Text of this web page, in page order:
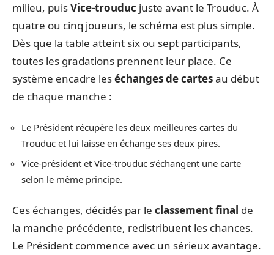
milieu, puisVice-trouduc juste avant le Trouduc. À
quatre ou cinq joueurs, le schéma est plus simple.
Dès que la table atteint six ou sept participants,
toutes les gradations prennent leur place. Ce
système encadre leséchanges de cartesau début
de chaque manche :
Le Président récupère les deux meilleures cartes du
Trouduc et lui laisse en échange ses deux pires.
Vice-président et Vice-trouduc s’échangent une carte
selon le même principe.
Ces échanges, décidés par le classement final de
la manche précédente, redistribuent les chances.
Le Président commence avec un sérieux avantage.